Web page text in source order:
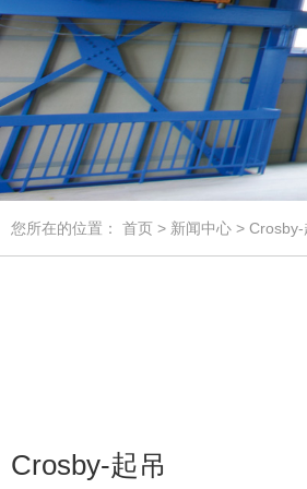
您所在的位置： 首页 > 新闻中心 > Crosby-
Crosby-起吊